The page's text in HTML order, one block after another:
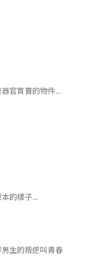
官買賣的物件...
的樣子...
生的叛逆叫青春